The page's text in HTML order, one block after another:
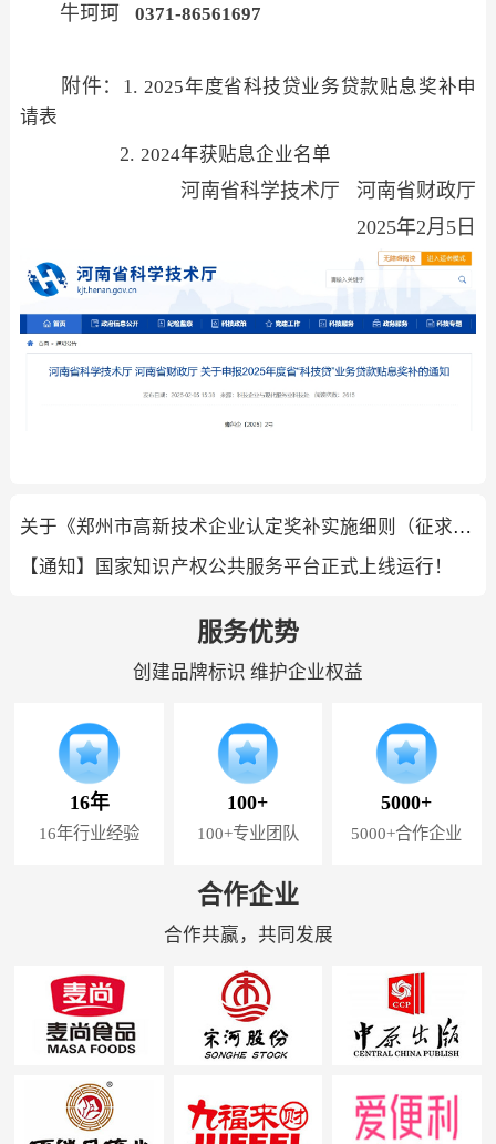
牛珂珂
0371-86561697
附件：1.2025年度省科技贷业务贷款贴息奖补申
请表
2. 2024年获贴息企业名单
河南省科学技术厅 河南省财政厅
2025年2月5日
关于《郑州市高新技术企业认定奖补实施细则（征求意见稿）》向社会公开征求意见的公告
【通知】国家知识产权公共服务平台正式上线运行！
服务优势
创建品牌标识 维护企业权益
16年
16年行业经验
100+
100+专业团队
5000+
5000+合作企业
合作企业
合作共赢，共同发展